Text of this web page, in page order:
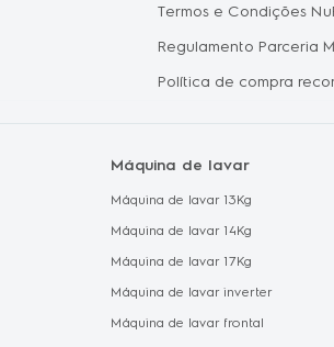
Termos e Condições
Regulamento Parceria
Política de compra
Máquina de lavar
Máquina de lavar 13Kg
Máquina de lavar 14Kg
Máquina de lavar 17Kg
Máquina de lavar inverter
Máquina de lavar frontal